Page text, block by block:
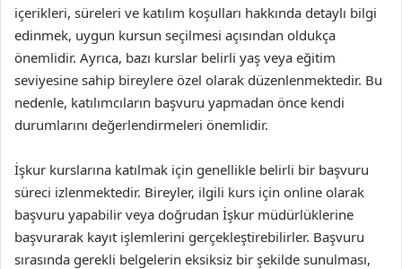
içerikleri, süreleri ve katılım koşulları hakkında detaylı bilgi
edinmek, uygun kursun seçilmesi açısından oldukça
önemlidir. Ayrıca, bazı kurslar belirli yaş veya eğitim
seviyesine sahip bireylere özel olarak düzenlenmektedir. Bu
nedenle, katılımcıların başvuru yapmadan önce kendi
durumlarını değerlendirmeleri önemlidir.
İşkur kurslarına katılmak için genellikle belirli bir başvuru
süreci izlenmektedir. Bireyler, ilgili kurs için online olarak
başvuru yapabilir veya doğrudan İşkur müdürlüklerine
başvurarak kayıt işlemlerini gerçekleştirebilirler. Başvuru
sırasında gerekli belgelerin eksiksiz bir şekilde sunulması,